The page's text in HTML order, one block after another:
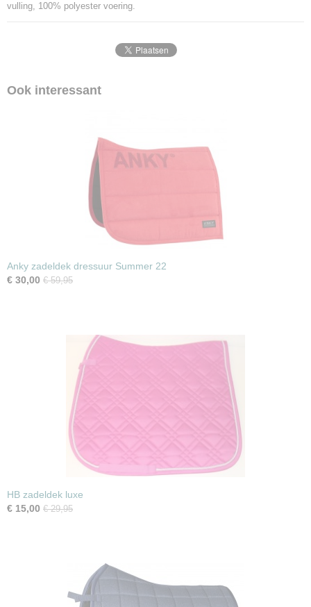
vulling, 100% polyester voering.
Ook interessant
Anky zadeldek dressuur Summer 22
€ 30,00 € 59,95
HB zadeldek luxe
€ 15,00 € 29,95